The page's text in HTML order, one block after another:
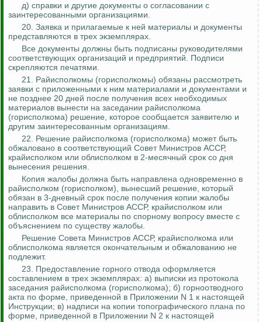
д) справки и другие документы о согласовании с
заинтересованными организациями.
20. Заявка и прилагаемые к ней материалы и документы
представляются в трех экземплярах.
Все документы должны быть подписаны руководителями
соответствующих организаций и предприятий. Подписи
скрепляются печатями.
21. Райисполкомы (горисполкомы) обязаны рассмотреть
заявки с приложенными к ним материалами и документами и
не позднее 20 дней после получения всех необходимых
материалов вынести на заседании райисполкома
(горисполкома) решение, которое сообщается заявителю и
другим заинтересованным организациям.
22. Решение райисполкома (горисполкома) может быть
обжаловано в соответствующий Совет Министров АССР,
крайисполком или облисполком в 2-месячный срок со дня
вынесения решения.
Копия жалобы должна быть направлена одновременно в
райисполком (горисполком), вынесший решение, который
обязан в 3-дневный срок после получения копии жалобы
направить в Совет Министров АССР, крайисполком или
облисполком все материалы по спорному вопросу вместе с
объяснением по существу жалобы.
Решение Совета Министров АССР, крайисполкома или
облисполкома является окончательным и обжалованию не
подлежит.
23. Предоставление горного отвода оформляется
составлением в трех экземплярах: а) выписки из протокола
заседания райисполкома (горисполкома); б) горноотводного
акта по форме, приведенной в Приложении N 1 к настоящей
Инструкции; в) надписи на копии топографического плана по
форме, приведенной в Приложении N 2 к настоящей